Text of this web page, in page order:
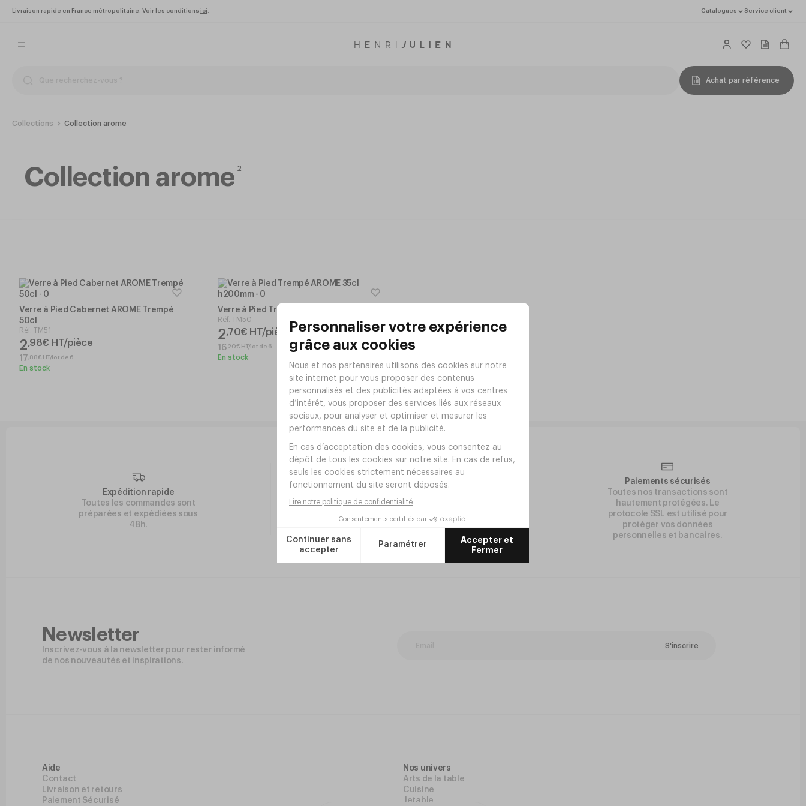
Livraison rapide en France métropolitaine. Voir les conditions ici . Catalogues Service client
Achat par référence
Collections Collection arome
Collection arome 2
Verre à Pied Cabernet AROME Trempé
50cl
Réf. TM51
2,98€ HT/pièce
17 88€ HT/lot de 6
En stock
Verre à Pied Trempé AROME 35cl h200mm
Réf. TM50
2,70€ HT/pièce
16, 20€ HT/lot de 6
En stock
Expédition rapide
Toutes les commandes sont
préparées et expédiées sous
48h.
Livraison offerte pour toute
commande supérieure à
Paiements sécurisés
Toutes nos transactions sont
hautement protégées. Le
protocole SSL est utilisé pour
protéger vos données
personnelles et bancaires.
Newsletter
Inscrivez-vous à la newsletter pour rester informé
de nos nouveautés et inspirations.
S'inscrire
Aide
Contact
Livraison et retours
Paiement Sécurisé
Nos univers
Arts de la table
Cuisine
Jetable